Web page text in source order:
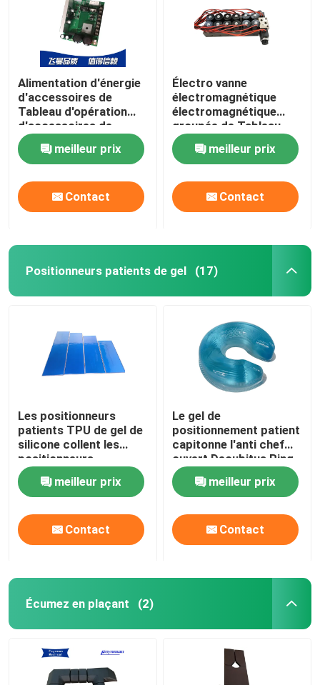
Alimentation d'énergie
d'accessoires de
Tableau d'opération
d'accessoires de
système
électrohydraulique
d'ODM d'OEM
meilleur prix
Contact
Électro vanne
électromagnétique
électromagnétique
groupée de Tableau
d'opération
d'accessoires de
circuit hydraulique
meilleur prix
Contact
Positionneurs patients de gel (17)
Les positionneurs
patients TPU de gel de
silicone collent les
positionneurs
chirurgicaux de gel
pour l'opération
meilleur prix
Contact
Le gel de
positionnement patient
capitonne l'anti chef
ouvert Decubitus Ring
For Prone Position de
côté médical
meilleur prix
Contact
Écumez en plaçant (2)